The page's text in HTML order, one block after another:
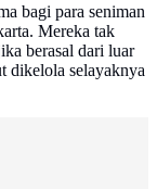
bagi para seniman
Mereka tak
berasal dari luar
dikelola selayaknya